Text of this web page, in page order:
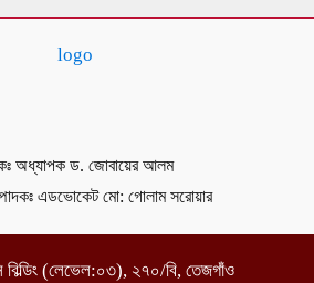
অধ্যাপক ড. জোবায়ের আলম
এডভোকেট মো: গোলাম সরোয়ার
বিল্ডিং (লেভেল:০৩), ২৭০/বি, তেজগাঁও